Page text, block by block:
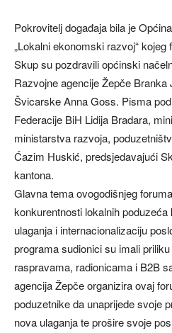
Pokrovitelj događaja bila je
„Lokalni ekonomski razvoj“
Skup su pozdravili općinski
Razvojne agencije Žepče
Švicarske Anna Goss. Pisma
Federacije BiH Lidija Bradara,
ministarstva razvoja,
Ćazim Huskić, predsjedavajući
kantona.
Glavna tema ovogodišnjeg
konkurentnosti lokalnih
ulaganja i internacionalizaciju
programa sudionici su imali
raspravama, radionicama i B2B
agencija Žepče organizira ovaj
poduzetnike da unaprijede svoje
nova ulaganja te prošire svoje